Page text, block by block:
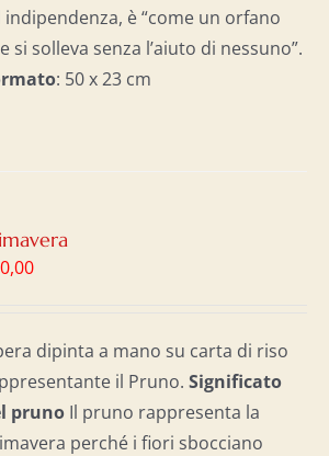
indipendenza, è “come un orfano
si solleva senza l’aiuto di nessuno”.
: 50 x 23 cm
dipinta a mano su carta di riso
il Pruno.Significato
pruno Il pruno rappresenta la
perché i fiori sbocciano